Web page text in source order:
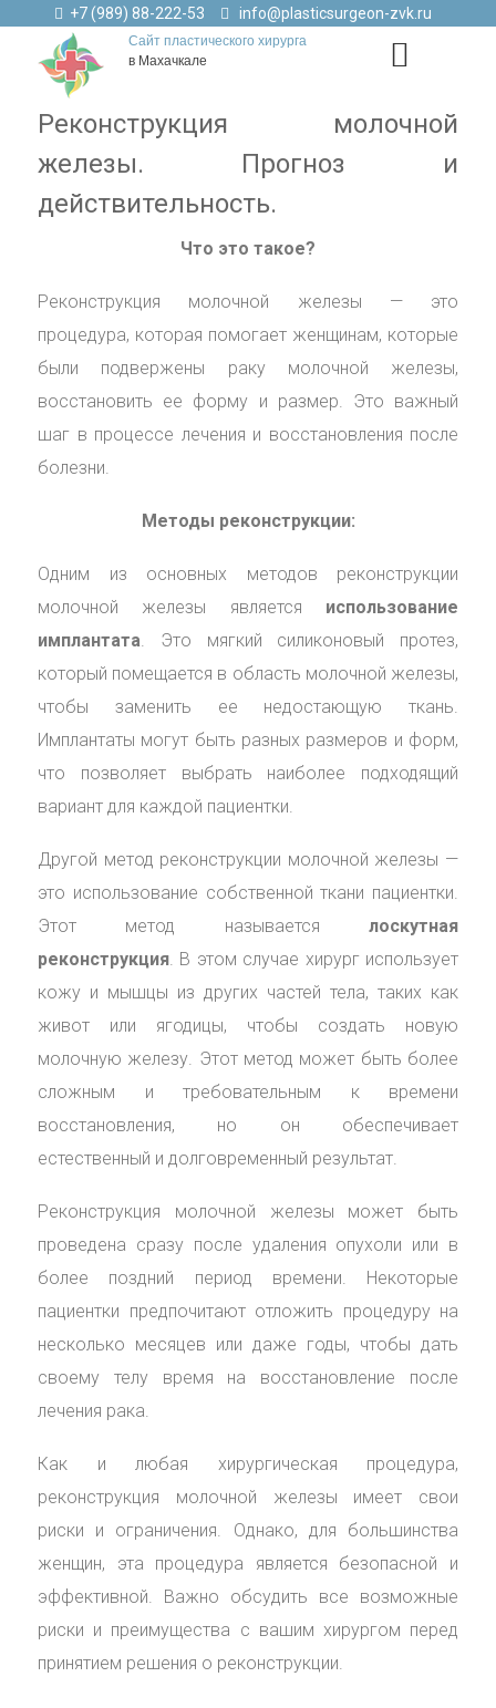
+7 (989) 88-222-53 info@plasticsurgeon-zvk.ru
Сайт пластического хирурга
в Махачкале
Реконструкция молочной
железы. Прогноз и
действительность.
Что это такое?
Реконструкция молочной железы — это
процедура, которая помогает женщинам, которые
были подвержены раку молочной железы,
восстановить ее форму и размер. Это важный
шаг в процессе лечения и восстановления после
болезни.
Методы реконструкции:
Одним из основных методов реконструкции
молочной железы является использование
имплантата. Это мягкий силиконовый протез,
который помещается в область молочной железы,
чтобы заменить ее недостающую ткань.
Имплантаты могут быть разных размеров и форм,
что позволяет выбрать наиболее подходящий
вариант для каждой пациентки.
Другой метод реконструкции молочной железы —
это использование собственной ткани пациентки.
Этот метод называется лоскутная
реконструкция. В этом случае хирург использует
кожу и мышцы из других частей тела, таких как
живот или ягодицы, чтобы создать новую
молочную железу. Этот метод может быть более
сложным и требовательным к времени
восстановления, но он обеспечивает
естественный и долговременный результат.
Реконструкция молочной железы может быть
проведена сразу после удаления опухоли или в
более поздний период времени. Некоторые
пациентки предпочитают отложить процедуру на
несколько месяцев или даже годы, чтобы дать
своему телу время на восстановление после
лечения рака.
Как и любая хирургическая процедура,
реконструкция молочной железы имеет свои
риски и ограничения. Однако, для большинства
женщин, эта процедура является безопасной и
эффективной. Важно обсудить все возможные
риски и преимущества с вашим хирургом перед
принятием решения о реконструкции.